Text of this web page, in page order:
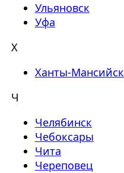
Ульяновск
Уфа
Х
Ханты-Мансийск
Ч
Челябинск
Чебоксары
Чита
Череповец